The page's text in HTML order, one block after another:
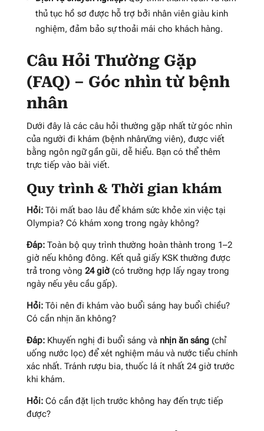
thủ tục hồ sơ được hỗ trợ bởi nhân viên giàu kinh
nghiệm, đảm bảo sự thoải mái cho khách hàng.
Câu Hỏi Thường Gặp
(FAQ) – Góc nhìn từ bệnh
nhân
Dưới đây là các câu hỏi thường gặp nhất từ góc nhìn
của người đi khám (bệnh nhân/ứng viên), được viết
bằng ngôn ngữ gần gũi, dễ hiểu. Bạn có thể thêm
trực tiếp vào bài viết.
Quy trình & Thời gian khám
Hỏi:Tôi mất bao lâu để khám sức khỏe xin việc tại
Olympia? Có khám xong trong ngày không?
Đáp:Toàn bộ quy trình thường hoàn thành trong 1–2
giờ nếu không đông. Kết quả giấy KSK thường được
trả trong vòng 24 giờ(có trường hợp lấy ngay trong
ngày nếu yêu cầu gấp).
Hỏi:Tôi nên đi khám vào buổi sáng hay buổi chiều?
Có cần nhịn ăn không?
Đáp:Khuyến nghị đi buổi sáng và nhịn ăn sáng(chỉ
uống nước lọc) để xét nghiệm máu và nước tiểu chính
xác nhất. Tránh rượu bia, thuốc lá ít nhất 24 giờ trước
khi khám.
Hỏi:Có cần đặt lịch trước không hay đến trực tiếp
được?